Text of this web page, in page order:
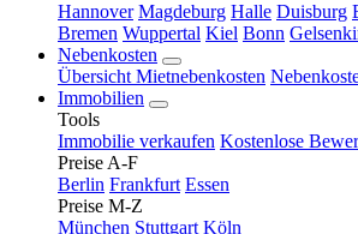
Hannover Magdeburg Halle Duisburg
Bremen Wuppertal Kiel Bonn
Nebenkosten
Übersicht Mietnebenkosten
Immobilien
Tools
Immobilie verkaufen Kostenlose
Preise A-F
Berlin Frankfurt Essen
Preise M-Z
München Stuttgart Köln